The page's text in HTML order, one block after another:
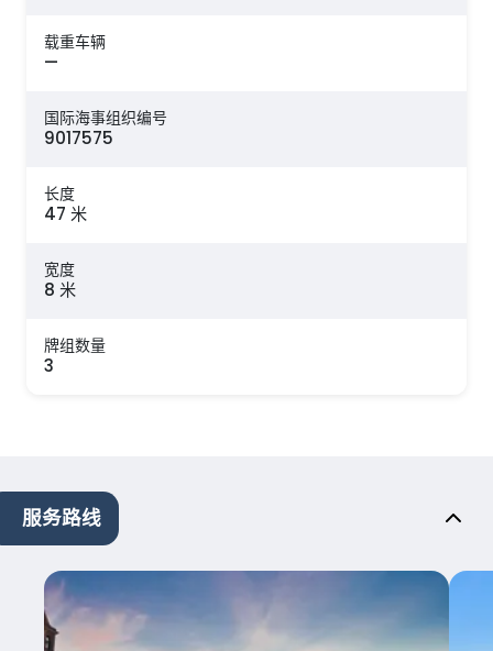
载重车辆
—
国际海事组织编号
9017575
长度
47 米
宽度
8 米
牌组数量
3
服务路线